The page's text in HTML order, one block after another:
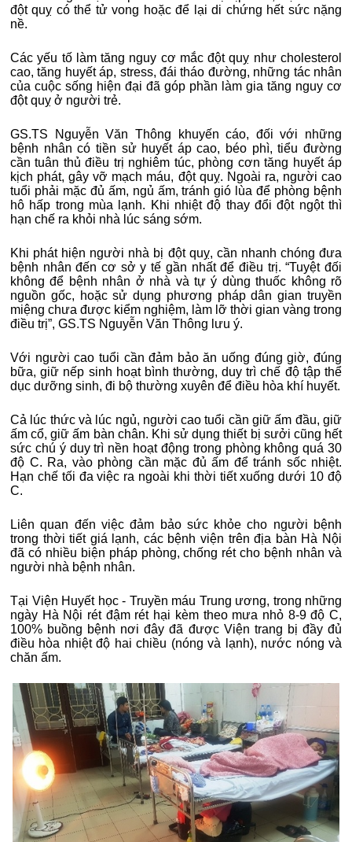
đột quỵ có thể tử vong hoặc để lại di chứng hết sức nặng
nề.
Các yếu tố làm tăng nguy cơ mắc đột quỵ như cholesterol
cao, tăng huyết áp, stress, đái tháo đường, những tác nhân
của cuộc sống hiện đại đã góp phần làm gia tăng nguy cơ
đột quỵ ở người trẻ.
GS.TS Nguyễn Văn Thông khuyến cáo, đối với những
bệnh nhân có tiền sử huyết áp cao, béo phì, tiểu đường
cần tuân thủ điều trị nghiêm túc, phòng cơn tăng huyết áp
kịch phát, gây vỡ mạch máu, đột quỵ. Ngoài ra, người cao
tuổi phải mặc đủ ấm, ngủ ấm, tránh gió lùa để phòng bệnh
hô hấp trong mùa lạnh. Khi nhiệt độ thay đổi đột ngột thì
hạn chế ra khỏi nhà lúc sáng sớm.
Khi phát hiện người nhà bị đột quỵ, cần nhanh chóng đưa
bệnh nhân đến cơ sở y tế gần nhất để điều trị. “Tuyệt đối
không để bệnh nhân ở nhà và tự ý dùng thuốc không rõ
nguồn gốc, hoặc sử dụng phương pháp dân gian truyền
miệng chưa được kiểm nghiệm, làm lỡ thời gian vàng trong
điều trị”, GS.TS Nguyễn Văn Thông lưu ý.
Với người cao tuổi cần đảm bảo ăn uống đúng giờ, đúng
bữa, giữ nếp sinh hoạt bình thường, duy trì chế độ tập thể
dục dưỡng sinh, đi bộ thường xuyên để điều hòa khí huyết.
Cả lúc thức và lúc ngủ, người cao tuổi cần giữ ấm đầu, giữ
ấm cổ, giữ ấm bàn chân. Khi sử dụng thiết bị sưởi cũng hết
sức chú ý duy trì nền hoạt động trong phòng không quá 30
độ C. Ra, vào phòng cần mặc đủ ấm để tránh sốc nhiệt.
Hạn chế tối đa việc ra ngoài khi thời tiết xuống dưới 10 độ
C.
Liên quan đến việc đảm bảo sức khỏe cho người bệnh
trong thời tiết giá lạnh, các bệnh viện trên địa bàn Hà Nội
đã có nhiều biện pháp phòng, chống rét cho bệnh nhân và
người nhà bệnh nhân.
Tại Viện Huyết học - Truyền máu Trung ương, trong những
ngày Hà Nội rét đậm rét hại kèm theo mưa nhỏ 8-9 độ C,
100% buồng bệnh nơi đây đã được Viện trang bị đầy đủ
điều hòa nhiệt độ hai chiều (nóng và lạnh), nước nóng và
chăn ấm.